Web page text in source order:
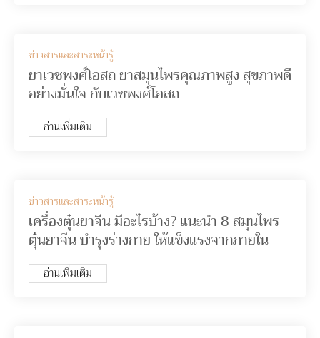
ข่าวสารและสาระหน้ารู้
ยาเวชพงศ์โอสถ ยาสมุนไพรคุณภาพสูง สุขภาพดี
อย่างมั่นใจ กับเวชพงศ์โอสถ
อ่านเพิ่มเติม
ข่าวสารและสาระหน้ารู้
เครื่องตุ๋นยาจีน มีอะไรบ้าง? แนะนำ 8 สมุนไพร
ตุ๋นยาจีน บำรุงร่างกาย ให้แข็งแรงจากภายใน
อ่านเพิ่มเติม